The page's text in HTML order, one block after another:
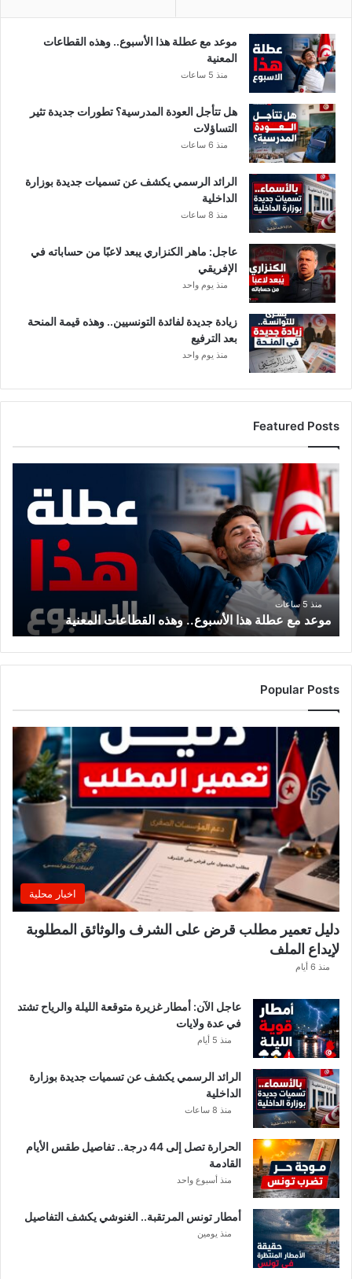
موعد مع عطلة هذا الأسبوع.. وهذه القطاعات
المعنية
منذ 5 ساعات
هل تتأجل العودة المدرسية؟ تطورات جديدة تثير
التساؤلات
منذ 6 ساعات
الرائد الرسمي يكشف عن تسميات جديدة بوزارة
الداخلية
منذ 8 ساعات
عاجل: ماهر الكنزاري يبعد لاعبًا من حساباته في
الإفريقي
منذ يوم واحد
زيادة جديدة لفائدة التونسيين.. وهذه قيمة المنحة
بعد الترفيع
منذ يوم واحد
Featured Posts
موعد
عطلة
هذا
الأسبوع..
وهذه
القطاعات
المعنية
منذ 5 ساعات
موعد مع عطلة هذا الأسبوع.. وهذه القطاعات المعنية
Popular Posts
اخبار محلية
دليل تعمير مطلب قرض على الشرف والوثائق المطلوبة
لإيداع الملف
منذ 6 أيام
عاجل الآن: أمطار غزيرة متوقعة الليلة والرياح تشتد
في عدة ولايات
منذ 5 أيام
الرائد الرسمي يكشف عن تسميات جديدة بوزارة
الداخلية
منذ 8 ساعات
الحرارة تصل إلى 44 درجة.. تفاصيل طقس الأيام
القادمة
منذ أسبوع واحد
أمطار تونس المرتقبة.. الغنوشي يكشف التفاصيل
منذ يومين